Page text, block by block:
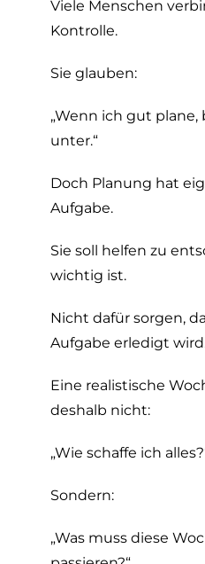
Viele Menschen
Kontrolle.
Sie glauben:
„Wenn ich gut
unter.“
Doch Planung hat
Aufgabe.
Sie soll helfen zu
wichtig ist.
Nicht dafür sorgen,
Aufgabe erledigt
Eine realistische
deshalb nicht:
„Wie schaffe ich
Sondern:
„Was muss diese